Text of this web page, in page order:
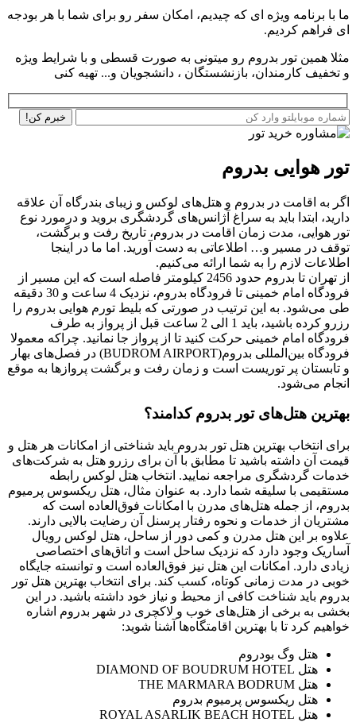
ما با برنامه ویژه ای که چیدیم، امکان سفر رو برای شما با هر بودجه
ای فراهم کردیم.
مثلا همین تور بدروم رو میتونی به صورت قسطی و با شرایط ویژه
و تخفیف کارمندان، بازنشستگان ، دانشجویان و... تهیه کنی
تور هوایی بدروم
اگر به اقامت در بدروم و هتل‌های لوکس و زیبای بندرگاه آن علاقه
دارید، ابتدا باید به سراغ آژانس‌های گردشگری بروید و درمورد نوع
تور هوایی، مدت زمان اقامت در بدروم، تاریخ رفت و برگشت،
توقف در مسیر و… اطلاعاتی به دست آورید. اما ما در اینجا
اطلاعات لازم را به شما ارائه می‌کنیم.
از تهران تا بدروم حدود 2456 کیلومتر فاصله است که این مسیر از
فرودگاه امام خمینی تا فرودگاه بدروم، نزدیک 4 ساعت و 30 دقیقه
طی می‌شود. به این ترتیب در صورتی که بلیط تورم هوایی بدروم را
رزرو کرده باشید، باید 1 الی 2 ساعت قبل از پرواز به طرف
فرودگاه امام خمینی حرکت کنید تا از پرواز جا نمانید. چراکه معمولا
فرودگاه بین‌المللی بدروم(BUDROM AIRPORT) در فصل‌های بهار
و تابستان پر توریست است و زمان رفت و برگشت پروازها به موقع
انجام می‌شود.
بهترین هتل‌های تور بدروم کدامند؟
برای انتخاب بهترین هتل‌ تور بدروم باید شناختی از امکانات هر هتل و
قیمت آن داشته باشید تا مطابق با آن برای رزرو هتل به شرکت‌های
خدمات گردشگری مراجعه نمایید. انتخاب هتل لوکس رابطه
مستقیمی با سلیقه شما دارد. به عنوان مثال، هتل ریکسوس پرمیوم
بدروم، از جمله هتل‌های مدرن با امکانات فوق‌العاده است که
مشتریان از خدمات و نحوه رفتار پرسنل آن رضایت بالایی دارند.
علاوه بر این هتل مدرن و کمی دور از ساحل، هتل لوکس رویال
آساریک وجود دارد که نزدیک ساحل است و اتاق‌های اختصاصی
زیادی دارد. امکانات این هتل نیز فوق‌العاده است و توانسته جایگاه
خوبی در مدت زمانی کوتاه، کسب کند. برای انتخاب بهترین هتل تور
بدروم باید شناخت کافی از محیط و نیاز خود داشته باشید. در این
بخشی به برخی از هتل‌های خوب و لاکچری در شهر بدروم اشاره
خواهیم کرد تا با بهترین‌ اقامتگاه‌ها آشنا شوید:
هتل وگ بودروم
هتل DIAMOND OF BOUDRUM HOTEL
هتل THE MARMARA BODRUM
هتل ریکسوس پرمیوم بدروم
هتل ROYAL ASARLIK BEACH HOTEL